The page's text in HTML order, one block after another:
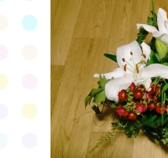
2020.08.12 08:56